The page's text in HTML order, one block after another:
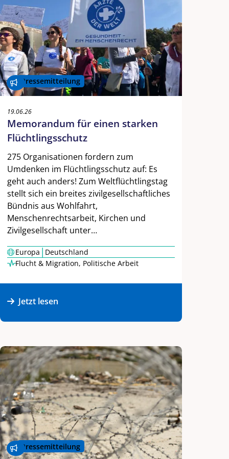
Pressemitteilung
19.06.26
Memorandum für einen starken
Flüchtlingsschutz
275 Organisationen fordern zum
Umdenken im Flüchtlingsschutz auf: Es
geht auch anders! Zum Weltflüchtlingstag
stellt sich ein breites zivilgesellschaftliches
Bündnis aus Wohlfahrt,
Menschenrechtsarbeit, Kirchen und
Zivilgesellschaft unter…
Europa|Deutschland
Flucht & Migration, Politische Arbeit
Jetzt lesen
Pressemitteilung